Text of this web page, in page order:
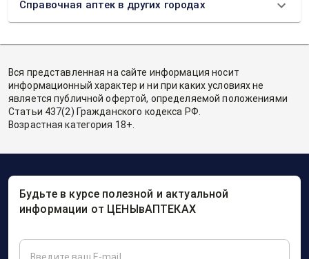
Справочная аптек в других городах
Вся представленная на сайте информация носит
информационный характер и ни при каких условиях не
является публичной офертой, определяемой положениями
Статьи 437(2) Гражданского кодекса РФ.
Возрастная категория 18+.
Будьте в курсе полезной и актуальной
информации от ЦЕНЫвАПТЕКАХ